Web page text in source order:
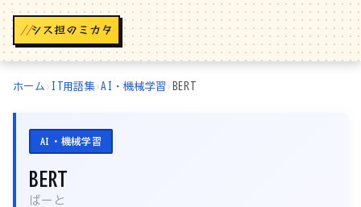
//
ホーム › IT用語集›AI・機械学習 › BERT
AI・機械学習
BERT
ばーと